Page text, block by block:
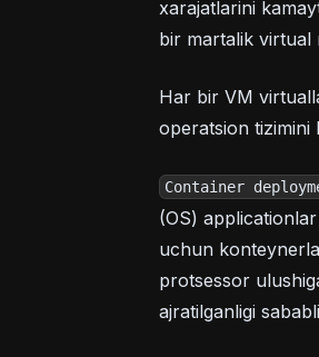
xarajatlarini
bir martalik virtual
Har bir VM
operatsion tizimini
Container
(OS)
uchun
protsessor
ajratilganligi